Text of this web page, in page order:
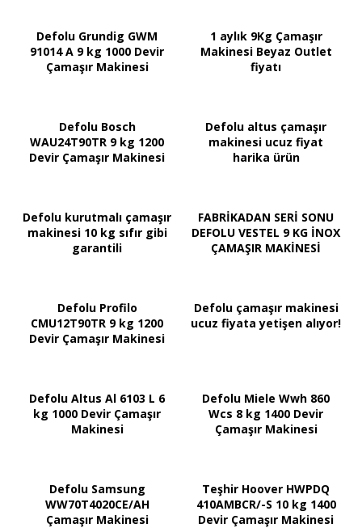
Defolu Grundig GWM
91014 A 9 kg 1000 Devir
Çamaşır Makinesi
1 aylık 9Kg Çamaşır
Makinesi Beyaz Outlet
fiyatı
Defolu Bosch
WAU24T90TR 9 kg 1200
Devir Çamaşır Makinesi
Defolu altus çamaşır
makinesi ucuz fiyat
harika ürün
Defolu kurutmalı çamaşır
makinesi 10 kg sıfır gibi
garantili
FABRİKADAN SERİ SONU
DEFOLU VESTEL 9 KG İNOX
ÇAMAŞIR MAKİNESİ
Defolu Profilo
CMU12T90TR 9 kg 1200
Devir Çamaşır Makinesi
Defolu çamaşır makinesi
ucuz fiyata yetişen alıyor!
Defolu Altus Al 6103 L 6
kg 1000 Devir Çamaşır
Makinesi
Defolu Miele Wwh 860
Wcs 8 kg 1400 Devir
Çamaşır Makinesi
Defolu Samsung
WW70T4020CE/AH
Çamaşır Makinesi
Teşhir Hoover HWPDQ
410AMBCR/-S 10 kg 1400
Devir Çamaşır Makinesi